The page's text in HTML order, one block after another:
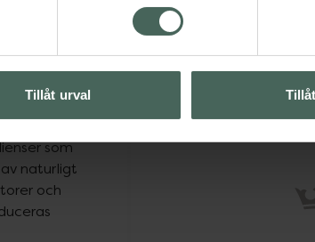
Tillåt urval
med att massera i några droppar av
Det mjölkiga serumet skyddar
tillföra fukt till din hårbotten.
som
naturligt
och